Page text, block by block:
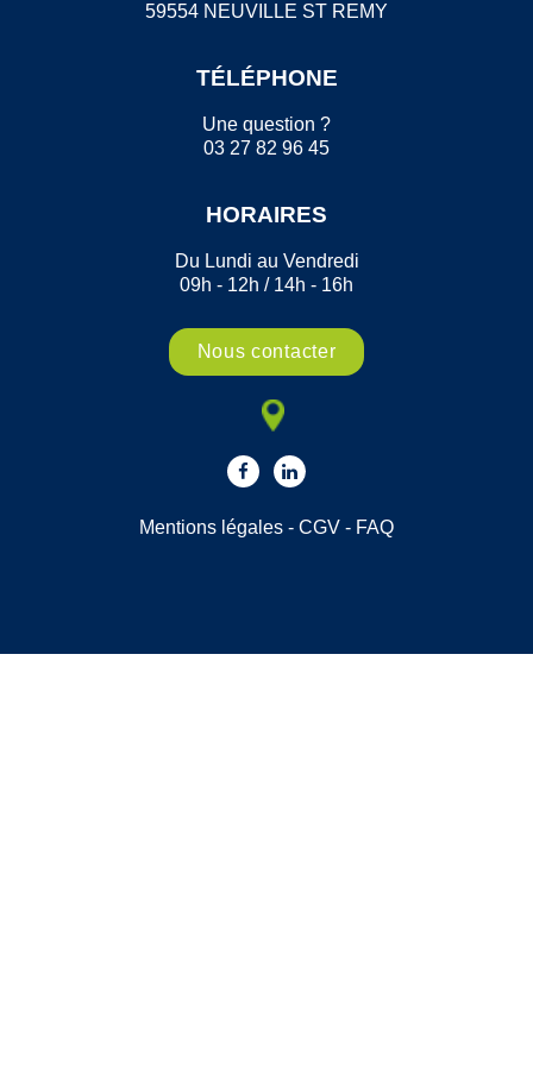
59554 NEUVILLE ST REMY
TÉLÉPHONE
Une question ?
03 27 82 96 45
HORAIRES
Du Lundi au Vendredi
09h - 12h / 14h - 16h
Nous contacter
Mentions légales - CGV - FAQ